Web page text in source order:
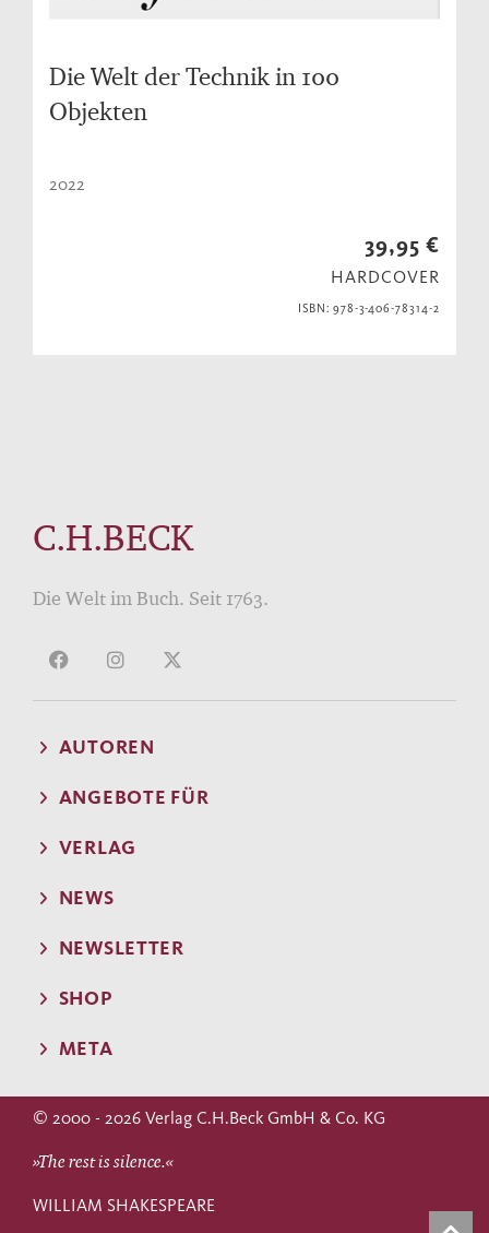
Die Welt der Technik in 100
Objekten
2022
39,95 €
HARDCOVER
ISBN: 978-3-406-78314-2
C.H.BECK
Die Welt im Buch. Seit 1763.
AUTOREN
ANGEBOTE FÜR
VERLAG
NEWS
NEWSLETTER
SHOP
META
© 2000 - 2026 Verlag C.H.Beck GmbH & Co. KG
»The rest is silence.«
WILLIAM SHAKESPEARE